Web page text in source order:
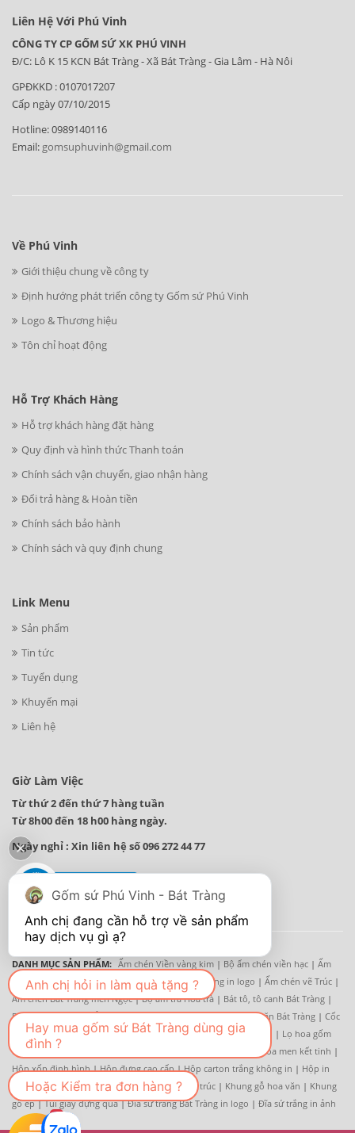
Liên Hệ Với Phú Vinh
CÔNG TY CP GỐM SỨ XK PHÚ VINH
Đ/C: Lô K 15 KCN Bát Tràng - Xã Bát Tràng - Gia Lâm - Hà Nôi
GPĐKKD : 0107017207
Cấp ngày 07/10/2015
Hotline: 0989140116
Email: gomsuphuvinh@gmail.com
Về Phú Vinh
Giới thiệu chung về công ty
Định hướng phát triển công ty Gốm sứ Phú Vinh
Logo & Thương hiệu
Tôn chỉ hoạt động
Hỗ Trợ Khách Hàng
Hỗ trợ khách hàng đặt hàng
Quy định và hình thức Thanh toán
Chính sách vận chuyển, giao nhận hàng
Đổi trả hàng & Hoàn tiền
Chính sách bảo hành
Chính sách và quy định chung
Link Menu
Sản phẩm
Tin tức
Tuyển dụng
Khuyến mại
Liên hệ
Giờ Làm Việc
Từ thứ 2 đến thứ 7 hàng tuần
Từ 8h00 đến 18 h00 hàng ngày.
Ngày nghỉ : Xin liên hệ số 096 272 44 77
DANH MỤC SẢN PHẨM: Ấm chén Viền vàng kim | Bộ ấm chén viền hạc | Ấm
chén chỉ xanh |Ấm trà Hoa Đào|Ấm chén sứ trắng in logo | Ấm chén vẽ Trúc |
Ấm chén Bát Tràng men Ngọc|Bộ ấm trà Hoa trà | Bát tô, tô canh Bát Tràng |
Bát cơm Bát tràng|Âu cơm - Thố cơm|Đĩa sứ trắng|Bộ đồ ăn Bát Tràng | Cốc
sứ trắng|Cốc sứ hoa vẽ tay |Cốc uống cafe |Cốc sứ hoa decal | Lọ hoa gốm
Bát tràng |Lọ hoa, bình hoa vẽ tay Lọ hoa men kết tinh |
Hộp xốp định hình|Hộp đựng cao cấp|Hộp carton trắng không in | Hộp in
ofset 4 mầu |Khay gốm |Khay gỗ|Khay tre trúc | Khung gỗ hoa văn | Khung
gỗ ép|Túi giấy đựng quà|Đĩa sứ trắng Bát Tràng in logo | Đĩa sứ trắng in ảnh
Gốm sứ Phú Vinh - Bát Tràng
Anh chị đang cần hỗ trợ về sản phẩm
Anh chị hỏi in làm quà tặng ?
Hay mua gốm sứ Bát Tràng dùng gia
đình ?
Hoặc Kiểm tra đơn hàng ?